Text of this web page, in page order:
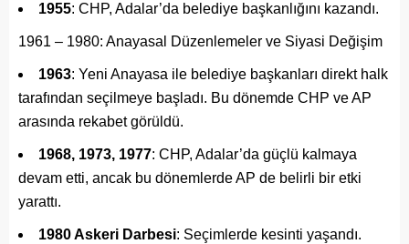
1955: CHP, Adalar’da belediye başkanlığını kazandı.
1961 – 1980: Anayasal Düzenlemeler ve Siyasi Değişim
1963: Yeni Anayasa ile belediye başkanları direkt halk
tarafından seçilmeye başladı. Bu dönemde CHP ve AP
arasında rekabet görüldü.
1968, 1973, 1977: CHP, Adalar’da güçlü kalmaya
devam etti, ancak bu dönemlerde AP de belirli bir etki
yarattı.
1980 Askeri Darbesi: Seçimlerde kesinti yaşandı.